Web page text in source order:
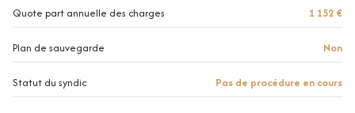
ascenseur
terrasse
visiophone
Quote part annuelle des charges 1 152 €
Plan de sauvegarde Non
Statut du syndic Pas de procédure en cours